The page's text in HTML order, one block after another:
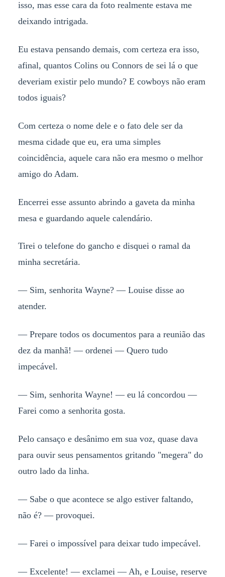
isso, mas esse cara da foto realmente estava me
deixando intrigada.
Eu estava pensando demais, com certeza era isso,
afinal, quantos Colins ou Connors de sei lá o que
deveriam existir pelo mundo? E cowboys não eram
todos iguais?
Com certeza o nome dele e o fato dele ser da
mesma cidade que eu, era uma simples
coincidência, aquele cara não era mesmo o melhor
amigo do Adam.
Encerrei esse assunto abrindo a gaveta da minha
mesa e guardando aquele calendário.
Tirei o telefone do gancho e disquei o ramal da
minha secretária.
— Sim, senhorita Wayne? — Louise disse ao
atender.
— Prepare todos os documentos para a reunião das
dez da manhã! — ordenei — Quero tudo
impecável.
— Sim, senhorita Wayne! — eu lá concordou —
Farei como a senhorita gosta.
Pelo cansaço e desânimo em sua voz, quase dava
para ouvir seus pensamentos gritando "megera" do
outro lado da linha.
— Sabe o que acontece se algo estiver faltando,
não é? — provoquei.
— Farei o impossível para deixar tudo impecável.
— Excelente! — exclamei — Ah, e Louise, reserve